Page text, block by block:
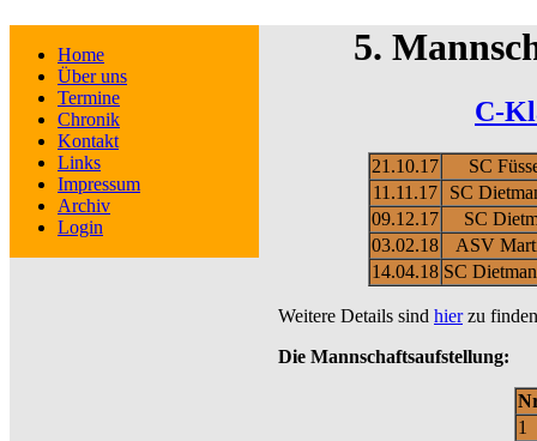
Home
Über uns
Termine
Chronik
Kontakt
Links
Impressum
Archiv
Login
5.
C-
21.10.17
SC
11.11.17
SC
09.12.17
SC
03.02.18
ASV
14.04.18 SC
Weitere Details sind hierzu
Die Mannschaftsaufstellung:
1